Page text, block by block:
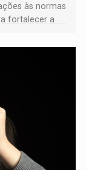
às normas
fortalecer a